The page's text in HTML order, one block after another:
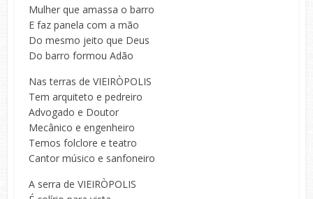
Mulher que amassa o barro
E faz panela com a mão
Do mesmo jeito que Deus
Do barro formou Adão
Nas terras de VIEIRÒPOLIS
Tem arquiteto e pedreiro
Advogado e Doutor
Mecânico e engenheiro
Temos folclore e teatro
Cantor músico e sanfoneiro
A serra de VIEIRÒPOLIS